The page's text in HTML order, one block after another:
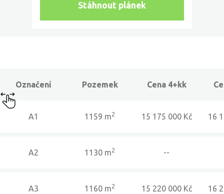
Stáhnout plánek
Označení Pozemek Cena 4+kk
A1 1159 m2 15 175 000 Kč 16
A2 1130 m2 --
A3 1160 m2 15 220 000 Kč 16